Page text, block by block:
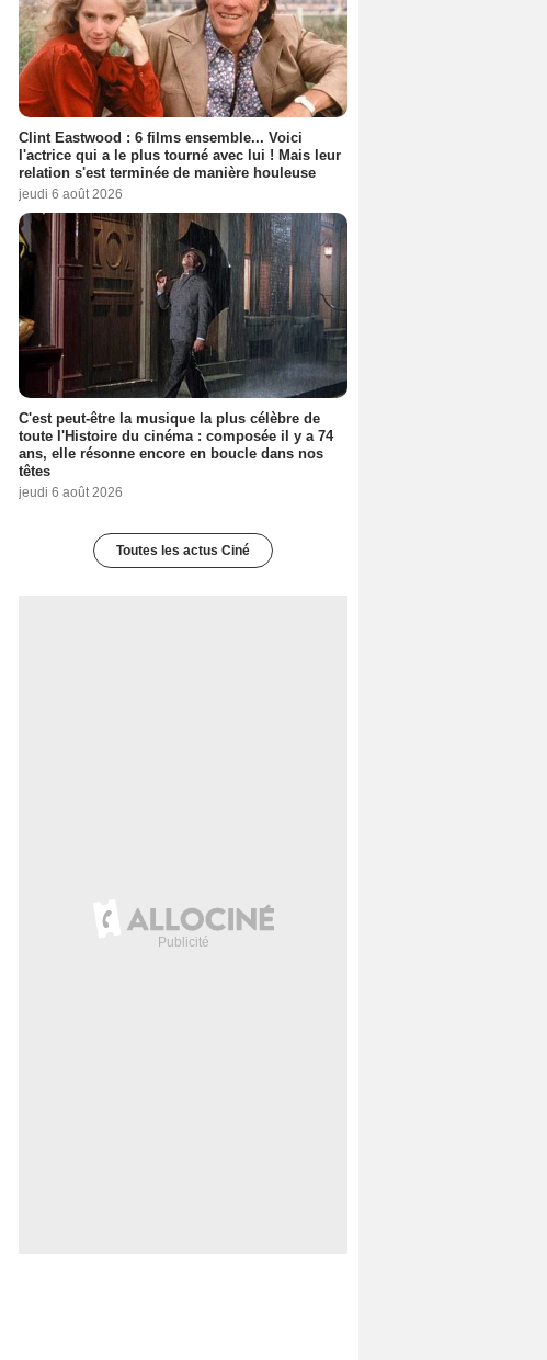
Clint Eastwood : 6 films ensemble... Voici
l'actrice qui a le plus tourné avec lui ! Mais leur
relation s'est terminée de manière houleuse
jeudi 6 août 2026
C'est peut-être la musique la plus célèbre de
toute l'Histoire du cinéma : composée il y a 74
ans, elle résonne encore en boucle dans nos
têtes
jeudi 6 août 2026
Toutes les actus Ciné